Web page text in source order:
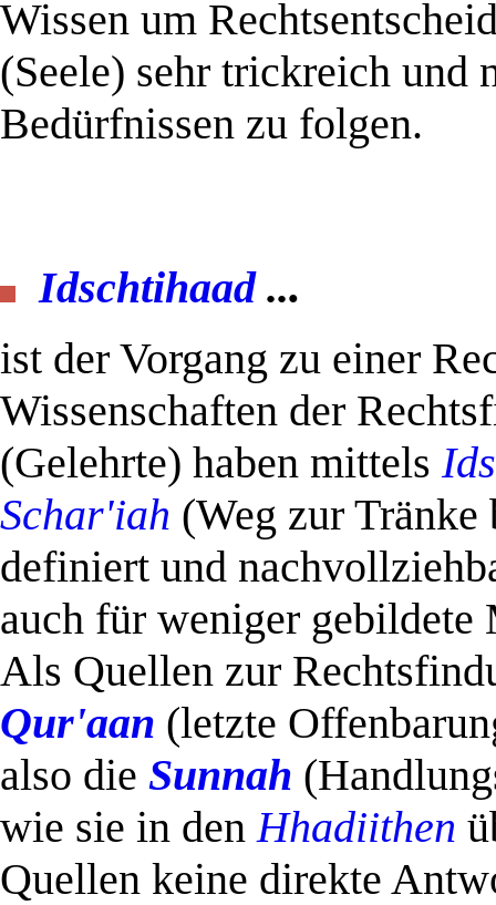
Wissen um
(Seele) sehr trickreich und
Bedürfnissen zu folgen.
Idschtihaad...
ist der Vorgang zu einer
Wissenschaften der
(Gelehrte) haben mittels
Schar'iah (Weg zur Tränke
definiert und
auch für weniger
Als Quellen zur
Qur'aan (letzte
also die Sunnah
wie sie in denHhadiithen
Quellen keine direkte